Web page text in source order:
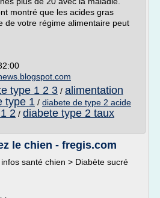
montré que les acides gras
de votre régime alimentaire peut
type 1 2 3 / alimentation
type 1 / diabete de type 2 acide
2 / diabete type 2 taux
le chien - fregis.com
santé chien > Diabète sucré